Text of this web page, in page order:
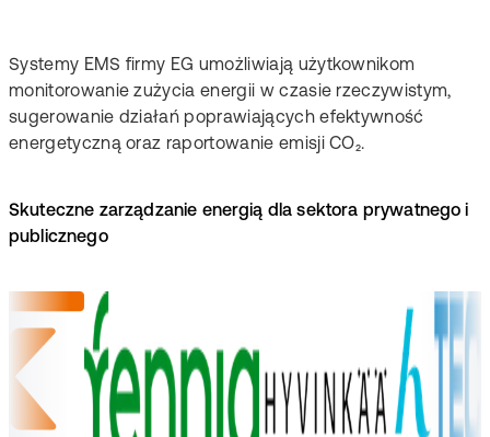
Systemy EMS firmy EG umożliwiają użytkownikom
monitorowanie zużycia energii w czasie rzeczywistym,
sugerowanie działań poprawiających efektywność
energetyczną oraz raportowanie emisji CO₂.
Skuteczne zarządzanie energią dla sektora prywatnego i
publicznego